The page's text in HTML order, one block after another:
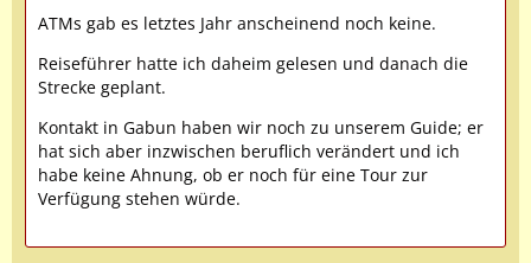
ATMs gab es letztes Jahr anscheinend noch keine.
Reiseführer hatte ich daheim gelesen und danach die
Strecke geplant.
Kontakt in Gabun haben wir noch zu unserem Guide; er
hat sich aber inzwischen beruflich verändert und ich
habe keine Ahnung, ob er noch für eine Tour zur
Verfügung stehen würde.